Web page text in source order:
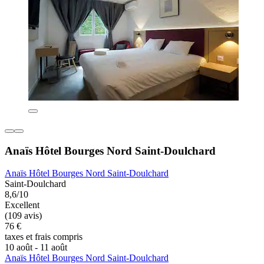
Anaïs Hôtel Bourges Nord Saint-Doulchard
Anaïs Hôtel Bourges Nord Saint-Doulchard
Saint-Doulchard
8,6/10
Excellent
(109 avis)
76 €
taxes et frais compris
10 août - 11 août
Anaïs Hôtel Bourges Nord Saint-Doulchard